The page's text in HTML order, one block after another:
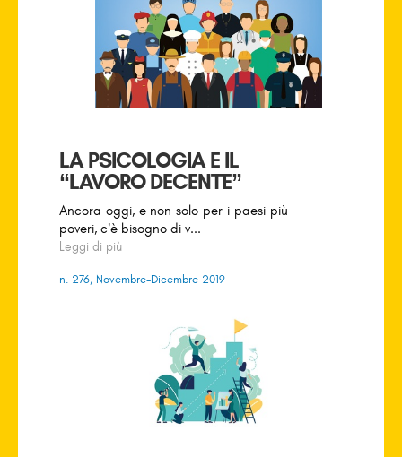
LA PSICOLOGIA E IL
“LAVORO DECENTE”
Ancora oggi, e non solo per i paesi più
poveri, c’è bisogno di v...
Leggi di più
n. 276, Novembre-Dicembre 2019